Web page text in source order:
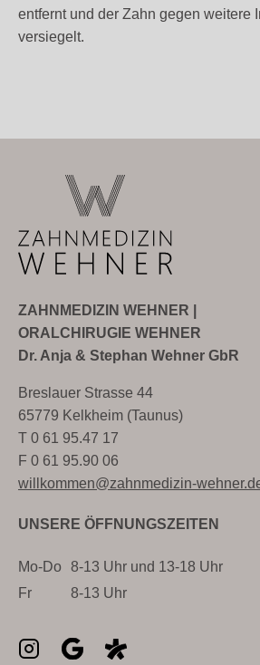
entfernt und der Zahn gegen weitere
versiegelt.
ZAHNMEDIZIN WEHNER |
ORALCHIRUGIE WEHNER
Dr. Anja & Stephan Wehner GbR
Breslauer Strasse 44
65779 Kelkheim (Taunus)
T 0 61 95.47 17
F 0 61 95.90 06
willkommen@zahnmedizin-
UNSERE ÖFFNUNGSZEITEN
Mo-Do 8-13 Uhr und 13-18 Uhr
Fr
8-13 Uhr